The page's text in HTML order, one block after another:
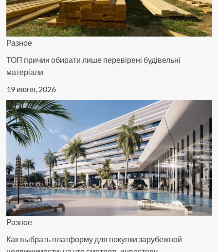
Разное
ТОП причин обирати лише перевірені будівельні
матеріали
19 июня, 2026
Разное
Как выбрать платформу для покупки зарубежной